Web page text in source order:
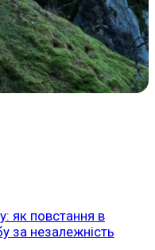
як повстання в
за незалежність